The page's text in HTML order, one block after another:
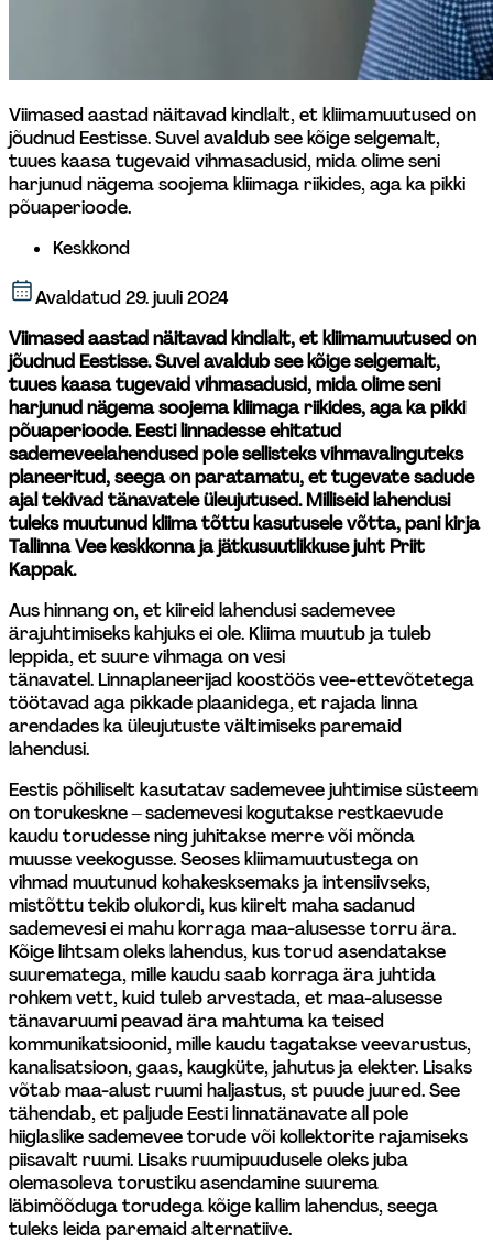
Viimased aastad näitavad kindlalt, et kliimamuutused on
jõudnud Eestisse. Suvel avaldub see kõige selgemalt,
tuues kaasa tugevaid vihmasadusid, mida olime seni
harjunud nägema soojema kliimaga riikides, aga ka pikki
põuaperioode.
Keskkond
Avaldatud29. juuli 2024
Viimased aastad näitavad kindlalt, et kliimamuutused on
jõudnud Eestisse. Suvel avaldub see kõige selgemalt,
tuues kaasa tugevaid vihmasadusid, mida olime seni
harjunud nägema soojema kliimaga riikides, aga ka pikki
põuaperioode. Eesti linnadesse ehitatud
sademeveelahendused pole sellisteks vihmavalinguteks
planeeritud, seega on paratamatu, et tugevate sadude
ajal tekivad tänavatele üleujutused. Milliseid lahendusi
tuleks muutunud kliima tõttu kasutusele võtta, pani kirja
Tallinna Vee keskkonna ja jätkusuutlikkuse juht Priit
Kappak.
Aus hinnang on, et kiireid lahendusi sademevee
ärajuhtimiseks kahjuks ei ole. Kliima muutub ja tuleb
leppida, et suure vihmaga on vesi
tänavatel. Linnaplaneerijad koostöös vee-ettevõtetega
töötavad aga pikkade plaanidega, et rajada linna
arendades ka üleujutuste vältimiseks paremaid
lahendusi.
Eestis põhiliselt kasutatav sademevee juhtimise süsteem
on torukeskne – sademevesi kogutakse restkaevude
kaudu torudesse ning juhitakse merre või mõnda
muusse veekogusse. Seoses kliimamuutustega on
vihmad muutunud kohakesksemaks ja intensiivseks,
mistõttu tekib olukordi, kus kiirelt maha sadanud
sademevesi ei mahu korraga maa-alusesse torru ära.
Kõige lihtsam oleks lahendus, kus torud asendatakse
suurematega, mille kaudu saab korraga ära juhtida
rohkem vett, kuid tuleb arvestada, et maa-alusesse
tänavaruumi peavad ära mahtuma ka teised
kommunikatsioonid, mille kaudu tagatakse veevarustus,
kanalisatsioon, gaas, kaugküte, jahutus ja elekter. Lisaks
võtab maa-alust ruumi haljastus, st puude juured. See
tähendab, et paljude Eesti linnatänavate all pole
hiiglaslike sademevee torude või kollektorite rajamiseks
piisavalt ruumi. Lisaks ruumipuudusele oleks juba
olemasoleva torustiku asendamine suurema
läbimõõduga torudega kõige kallim lahendus, seega
tuleks leida paremaid alternatiive.